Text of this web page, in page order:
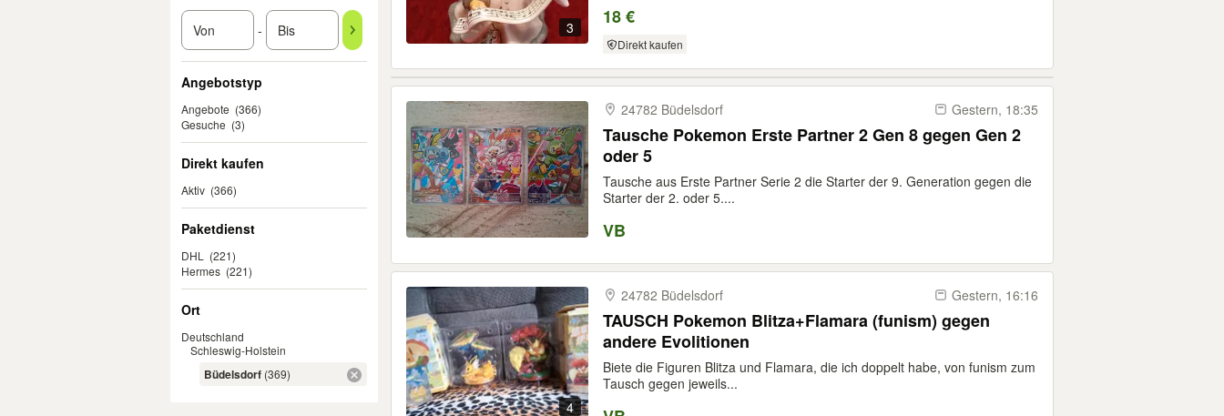
-
Angebotstyp
Angebote (366)
Gesuche (3)
Direkt kaufen
Aktiv (366)
Paketdienst
DHL
(221)
Hermes (221)
Ort
Deutschland
Schleswig-Holstein
Büdelsdorf (369)
3 18 €
Direkt kaufen
24782 Büdelsdorf Gestern, 18:35
Tausche Pokemon Erste Partner 2 Gen 8 gegen Gen 2
oder 5
Tausche aus Erste Partner Serie 2 die Starter der 9. Generation gegen die
Starter der 2. oder 5....
VB
4
24782 Büdelsdorf Gestern, 16:16
TAUSCH Pokemon Blitza+Flamara (funism) gegen
andere Evolitionen
Biete die Figuren Blitza und Flamara, die ich doppelt habe, von funism zum
Tausch gegen jeweils...